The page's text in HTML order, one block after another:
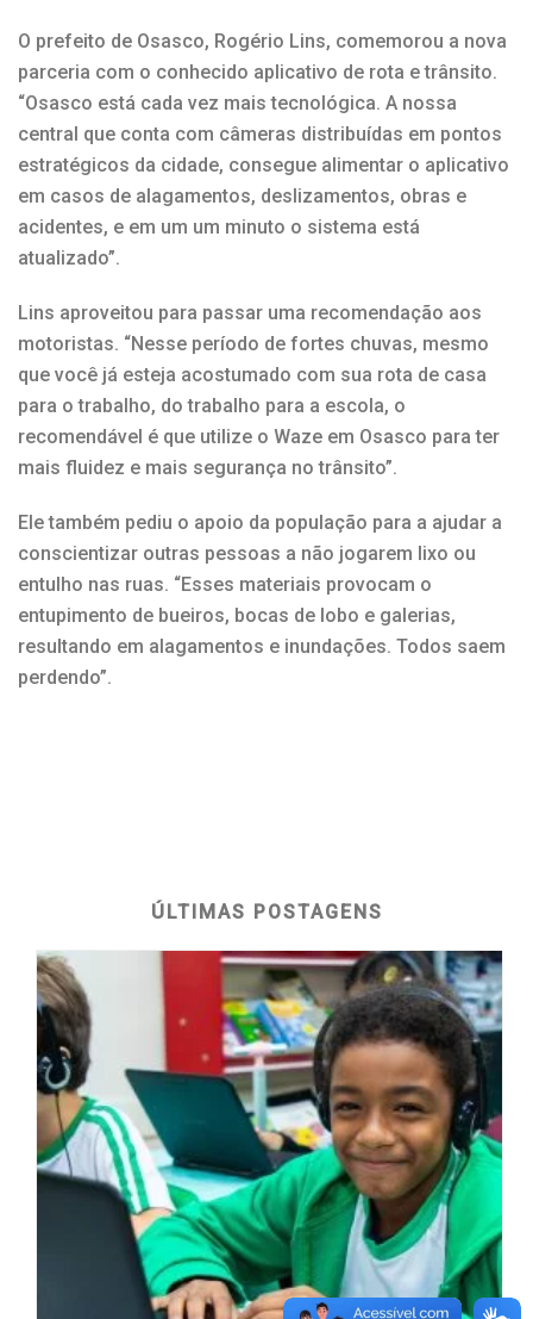
O prefeito de Osasco, Rogério Lins, comemorou a nova
parceria com o conhecido aplicativo de rota e trânsito.
“Osasco está cada vez mais tecnológica. A nossa
central que conta com câmeras distribuídas em pontos
estratégicos da cidade, consegue alimentar o aplicativo
em casos de alagamentos, deslizamentos, obras e
acidentes, e em um um minuto o sistema está
atualizado”.
Lins aproveitou para passar uma recomendação aos
motoristas. “Nesse período de fortes chuvas, mesmo
que você já esteja acostumado com sua rota de casa
para o trabalho, do trabalho para a escola, o
recomendável é que utilize o Waze em Osasco para ter
mais fluidez e mais segurança no trânsito”.
Ele também pediu o apoio da população para a ajudar a
conscientizar outras pessoas a não jogarem lixo ou
entulho nas ruas. “Esses materiais provocam o
entupimento de bueiros, bocas de lobo e galerias,
resultando em alagamentos e inundações. Todos saem
perdendo”.
ÚLTIMAS POSTAGENS